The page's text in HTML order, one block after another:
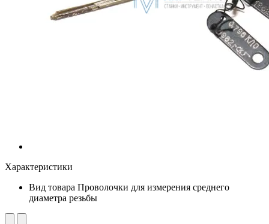
Характеристики
Вид товара Проволочки для измерения среднего
диаметра резьбы